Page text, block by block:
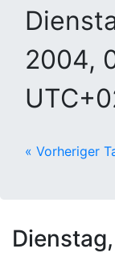
2004,
« Vorheriger